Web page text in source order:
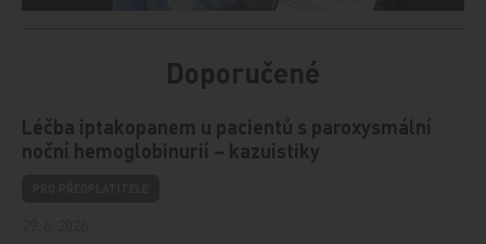
Doporučené
Léčba iptakopanem u pacientů s paroxysmální
noční hemoglobinurií – kazuistiky